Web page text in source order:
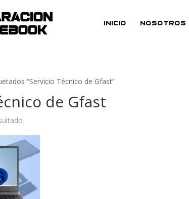
INICIO NOSOTROS
“Servicio Técnico de Gfast”
de Gfast